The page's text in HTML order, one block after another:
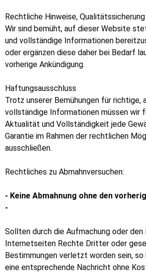
Rechtliche Hinweise, Qualitätssicherung
Wir sind bemüht, auf dieser Website
und vollständige Informationen
oder ergänzen diese daher bei Bedarf
vorherige Ankündigung.
Haftungsausschluss
Trotz unserer Bemühungen für richtige,
vollständige Informationen müssen wir
Aktualität und Vollständigkeit jede
Garantie im Rahmen der rechtlichen
ausschließen.
Rechtliches zu Abmahnversuchen:
- Keine Abmahnung ohne den
-
Sollten durch die Aufmachung oder den
Internetseiten Rechte Dritter oder
Bestimmungen verletzt worden sein,
eine entsprechende Nachricht ohne